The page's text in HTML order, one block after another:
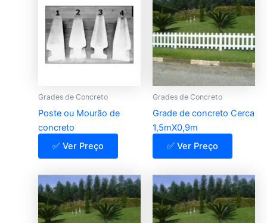
Grades de Concreto
Poste ou Mourão de
concreto
✅ Ver Preço
Grades de Concreto
Grade de concreto Cerca
1,5mX0,9m
✅ Ver Preço